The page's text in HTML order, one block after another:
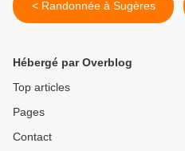
< Randonnée à Sugères
Hébergé par Overblog
Top articles
Pages
Contact